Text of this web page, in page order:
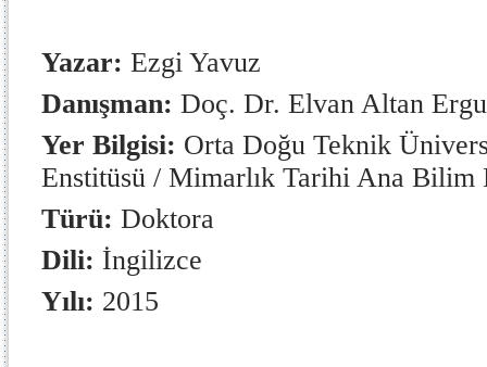
Yazar: Ezgi Yavuz
Danışman: Doç. Dr. Elvan Altan
Yer Bilgisi: Orta Doğu Teknik
Enstitüsü / Mimarlık Tarihi Ana Bilim
Türü: Doktora
Dili: İngilizce
Yılı: 2015